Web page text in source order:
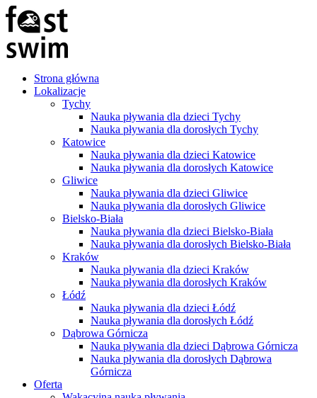
Strona główna
Lokalizacje
Tychy
Nauka pływania dla dzieci Tychy
Nauka pływania dla dorosłych Tychy
Katowice
Nauka pływania dla dzieci Katowice
Nauka pływania dla dorosłych Katowice
Gliwice
Nauka pływania dla dzieci Gliwice
Nauka pływania dla dorosłych Gliwice
Bielsko-Biała
Nauka pływania dla dzieci Bielsko-Biała
Nauka pływania dla dorosłych Bielsko-Biała
Kraków
Nauka pływania dla dzieci Kraków
Nauka pływania dla dorosłych Kraków
Łódź
Nauka pływania dla dzieci Łódź
Nauka pływania dla dorosłych Łódź
Dąbrowa Górnicza
Nauka pływania dla dzieci Dąbrowa Górnicza
Nauka pływania dla dorosłych Dąbrowa
Górnicza
Oferta